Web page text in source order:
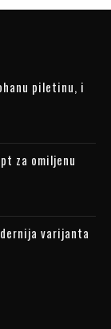
piletinu, i
za omiljenu
varijanta